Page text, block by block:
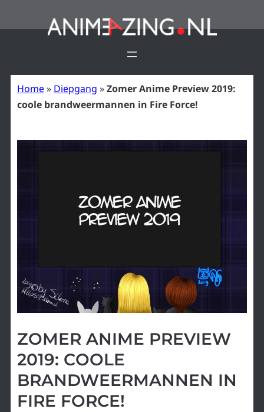
naar
Home» Diepgang »Zomer Anime Preview 2019:
coole brandweermannen in Fire Force!
ZOMER ANIME PREVIEW
2019: COOLE
BRANDWEERMANNEN IN
FIRE FORCE!